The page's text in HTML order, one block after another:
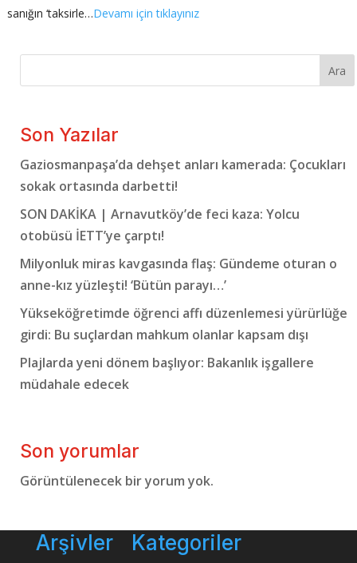
sanığın ‘taksirle…Devamı için tıklayınız
Ara
Son Yazılar
Gaziosmanpaşa’da dehşet anları kamerada: Çocukları
sokak ortasında darbetti!
SON DAKİKA | Arnavutköy’de feci kaza: Yolcu
otobüsü İETT’ye çarptı!
Milyonluk miras kavgasında flaş: Gündeme oturan o
anne-kız yüzleşti! ‘Bütün parayı…’
Yükseköğretimde öğrenci affı düzenlemesi yürürlüğe
girdi: Bu suçlardan mahkum olanlar kapsam dışı
Plajlarda yeni dönem başlıyor: Bakanlık işgallere
müdahale edecek
Son yorumlar
Görüntülenecek bir yorum yok.
Arşivler Kategoriler